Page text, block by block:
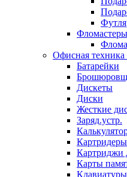
Фломастеры
Офисная техника
Батарейки
Дискеты
Диски
Жесткие
Заряд.устр.
Картридеры
Картриджи
Карты
Клавиатуры